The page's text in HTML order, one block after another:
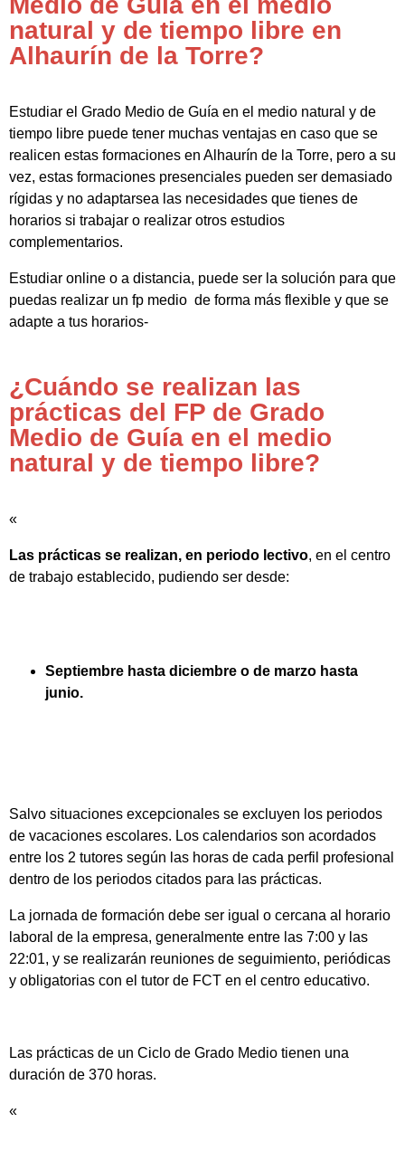
natural y de tiempo libre en
Alhaurín de la Torre?
Estudiar el Grado Medio de Guía en el medio natural y de
tiempo libre puede tener muchas ventajas en caso que se
realicen estas formaciones en Alhaurín de la Torre, pero a su
vez, estas formaciones presenciales pueden ser demasiado
rígidas y no adaptarsea las necesidades que tienes de
horarios si trabajar o realizar otros estudios
complementarios.
Estudiar online o a distancia, puede ser la solución para que
puedas realizar un fp medio de forma más flexible y que se
adapte a tus horarios-
¿Cuándo se realizan las
prácticas del FP de Grado
Medio de Guía en el medio
natural y de tiempo libre?
«
Las prácticas se realizan, en periodo lectivo, en el centro
de trabajo establecido, pudiendo ser desde:
Septiembre hasta diciembre o de marzo hasta
junio.
Salvo situaciones excepcionales se excluyen los periodos
de vacaciones escolares. Los calendarios son acordados
entre los 2 tutores según las horas de cada perfil profesional
dentro de los periodos citados para las prácticas.
La jornada de formación debe ser igual o cercana al horario
laboral de la empresa, generalmente entre las 7:00 y las
22:01, y se realizarán reuniones de seguimiento, periódicas
y obligatorias con el tutor de FCT en el centro educativo.
Las prácticas de un Ciclo de Grado Medio tienen una
duración de 370 horas.
«